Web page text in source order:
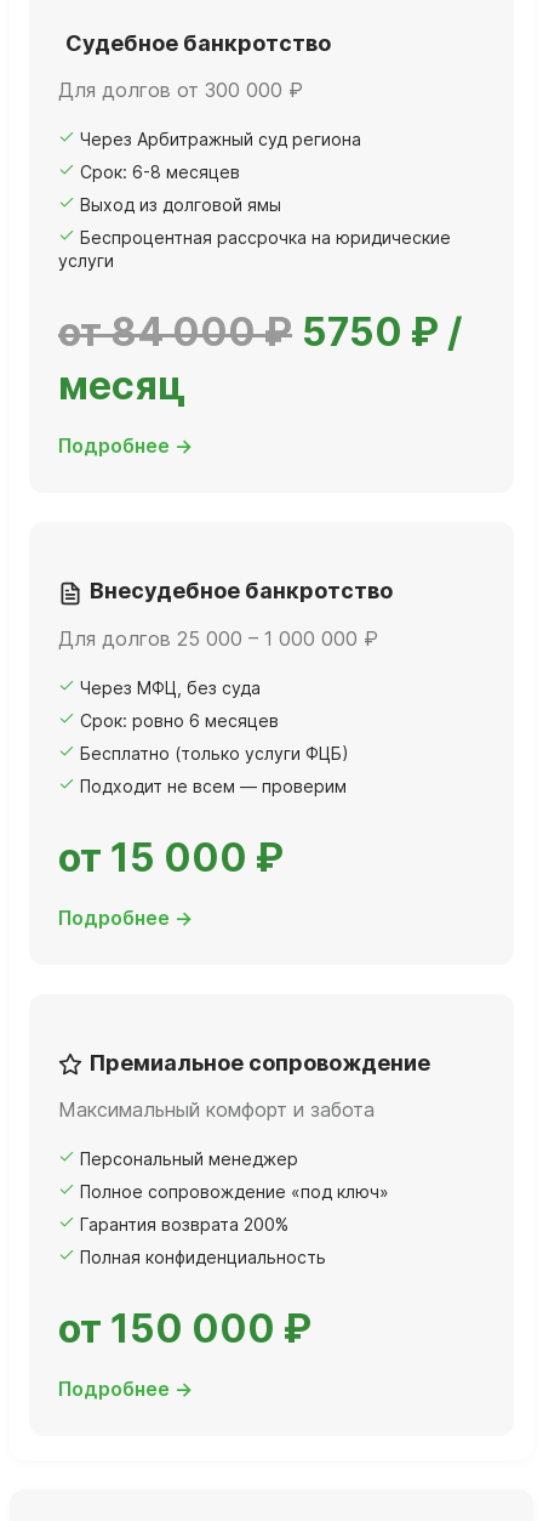
Судебное банкротство
Для долгов от 300 000 ₽
Через Арбитражный суд региона
Срок: 6-8 месяцев
Выход из долговой ямы
Беспроцентная рассрочка на юридические
услуги
от 84 000 ₽ 5750 ₽ /
месяц
Подробнее →
Внесудебное банкротство
Для долгов 25 000 – 1 000 000 ₽
Через МФЦ, без суда
Срок: ровно 6 месяцев
Бесплатно (только услуги ФЦБ)
Подходит не всем — проверим
от 15 000 ₽
Подробнее →
Премиальное сопровождение
Максимальный комфорт и забота
Персональный менеджер
Полное сопровождение «под ключ»
Гарантия возврата 200%
Полная конфиденциальность
от 150 000 ₽
Подробнее →